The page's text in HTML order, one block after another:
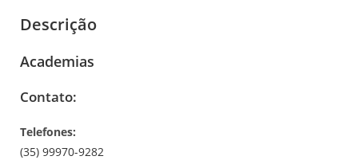
Descrição
Academias
Contato:
Telefones:
(35) 99970-9282